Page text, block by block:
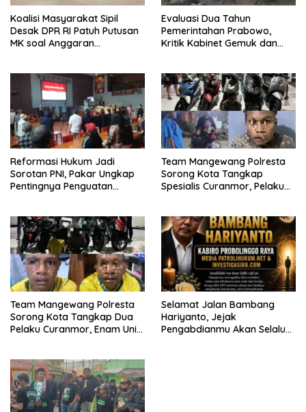
Koalisi Masyarakat Sipil
Desak DPR RI Patuh Putusan
MK soal Anggaran
Evaluasi Dua Tahun
Pemerintahan Prabowo,
Kritik Kabinet Gemuk dan
Reformasi Hukum Jadi
Sorotan PNI, Pakar Ungkap
Pentingnya Penguatan
Team Mangewang Polresta
Sorong Kota Tangkap
Spesialis Curanmor, Pelaku
Team Mangewang Polresta
Sorong Kota Tangkap Dua
Pelaku Curanmor, Enam Unit
Selamat Jalan Bambang
Hariyanto, Jejak
Pengabdianmu Akan Selalu